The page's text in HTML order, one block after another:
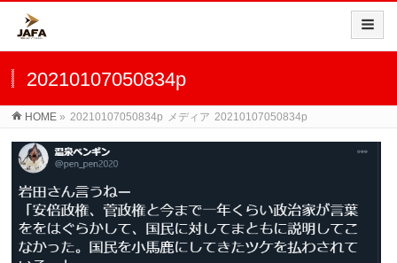
20210107050834p
HOME » 20210107050834p メディア 20210107050834p